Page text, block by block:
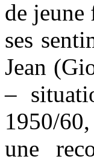
de
ses
Jean
–
1950/
une